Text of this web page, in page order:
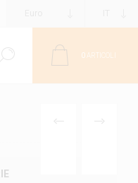
0 ARTICOLI
PRODOTTO